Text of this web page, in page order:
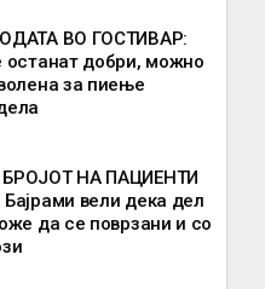
ВО ГОСТИВАР:
останат добри, можно
за пиење
НА ПАЦИЕНТИ
вели дека дел
да се поврзани и со